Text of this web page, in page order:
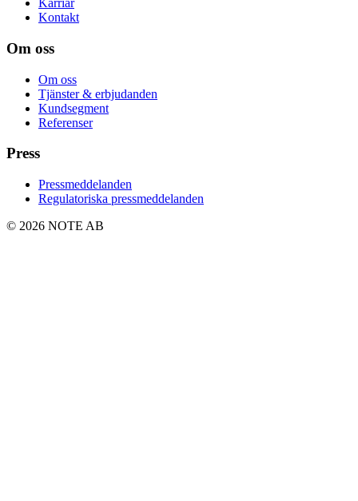
Karriär
Kontakt
Om oss
Om oss
Tjänster & erbjudanden
Kundsegment
Referenser
Press
Pressmeddelanden
Regulatoriska pressmeddelanden
© 2026 NOTE AB